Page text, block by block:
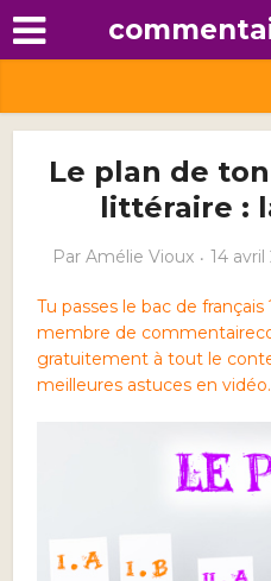
Le plan de
littéraire :
Par Amélie Vioux 14 avril
Tu passes le bac de
membre de
gratuitement à tout le
meilleures astuces en vidéo.